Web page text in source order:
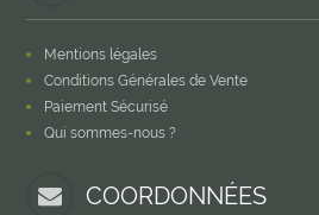
Mentions légales
Conditions Générales de Vente
Paiement Sécurisé
Qui sommes-nous ?
COORDONNÉES